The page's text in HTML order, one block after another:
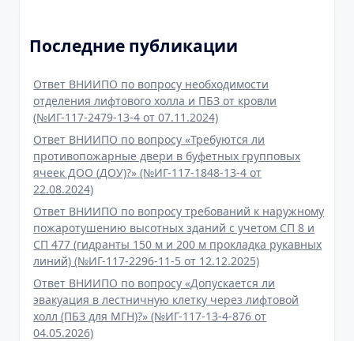
Последние публикации
Ответ ВНИИПО по вопросу необходимости
отделения лифтового холла и ПБЗ от кровли
(№ИГ-117-2479-13-4 от 07.11.2024)
Ответ ВНИИПО по вопросу «Требуются ли
противопожарные двери в буфетных групповых
ячеек ДОО (ДОУ)?» (№ИГ-117-1848-13-4 от
22.08.2024)
Ответ ВНИИПО по вопросу требований к наружному
пожаротушению высотных зданий с учетом СП 8 и
СП 477 (гидранты 150 м и 200 м прокладка рукавных
линий) (№ИГ-117-2296-11-5 от 12.12.2025)
Ответ ВНИИПО по вопросу «Допускается ли
эвакуация в лестничную клетку через лифтовой
холл (ПБЗ для МГН)?» (№ИГ-117-13-4-876 от
04.05.2026)